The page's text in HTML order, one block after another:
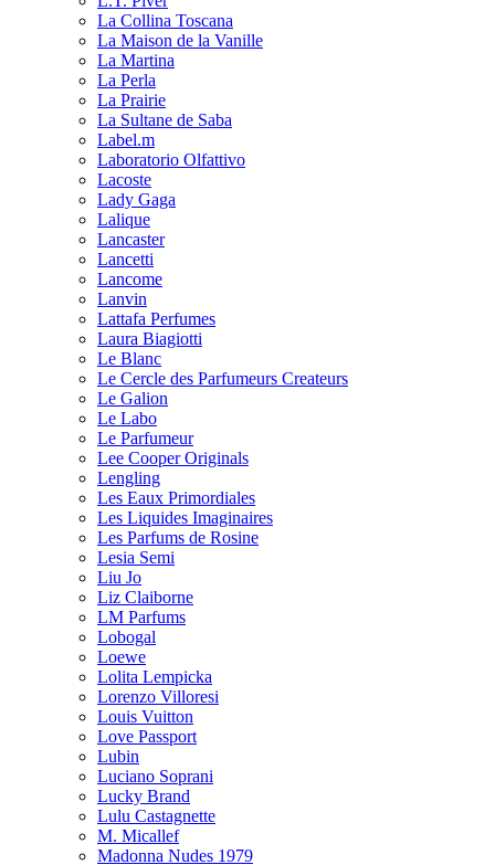
La Collina Toscana
La Maison de la Vanille
La Martina
La Perla
La Prairie
La Sultane de Saba
Label.m
Laboratorio Olfattivo
Lacoste
Lady Gaga
Lalique
Lancaster
Lancetti
Lancome
Lanvin
Lattafa Perfumes
Laura Biagiotti
Le Blanc
Le Cercle des Parfumeurs Createurs
Le Galion
Le Labo
Le Parfumeur
Lee Cooper Originals
Lengling
Les Eaux Primordiales
Les Liquides Imaginaires
Les Parfums de Rosine
Lesia Semi
Liu Jo
Liz Claiborne
LM Parfums
Lobogal
Loewe
Lolita Lempicka
Lorenzo Villoresi
Louis Vuitton
Love Passport
Lubin
Luciano Soprani
Lucky Brand
Lulu Castagnette
M. Micallef
Madonna Nudes 1979